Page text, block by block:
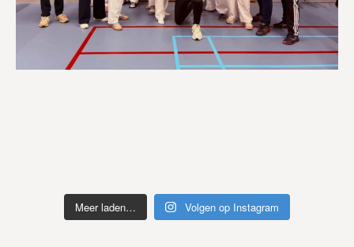
Meer laden… Volgen op Instagram